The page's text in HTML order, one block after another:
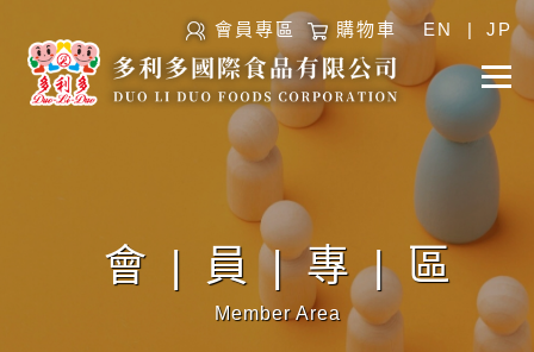
會員專區 購物車 EN JP
會|員|專|區
Member Area